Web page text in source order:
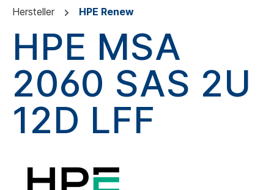
Hersteller HPE Renew
HPE MSA
2060 SAS 2U
12D LFF